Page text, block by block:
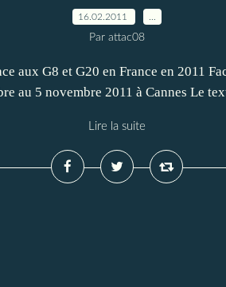
16.02.2011
Par attac08
aux G8 et G20 en France en 2011
au 5 novembre 2011 à Cannes Le
Lire la suite